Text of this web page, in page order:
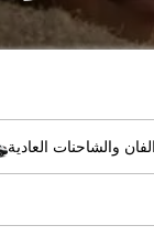
والشاحنات العادية